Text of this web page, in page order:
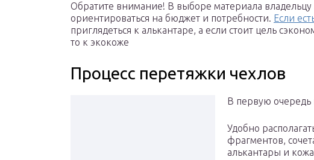
Обратите внимание! В выборе материала владельцу
ориентироваться на бюджет и потребности. Если
приглядеться к алькантаре, а если стоит цель
то к экокоже
Процесс перетяжки чехлов
В первую очередь
Удобно
фрагментов,
алькантары и